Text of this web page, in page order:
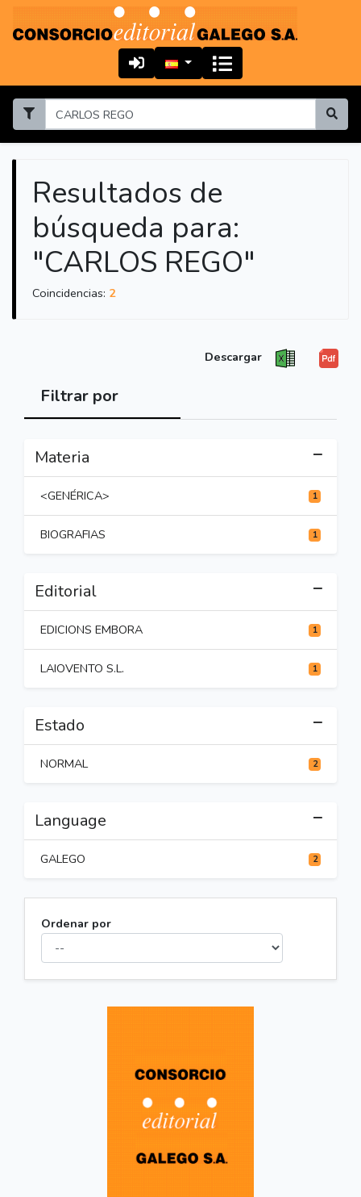
Resultados de
búsqueda para:
"CARLOS REGO"
Coincidencias: 2
Descargar
Filtrar por
Materia
<GENÉRICA> 1
BIOGRAFIAS 1
Editorial
EDICIONS EMBORA 1
LAIOVENTO S.L. 1
Estado
NORMAL 2
Language
GALEGO 2
Ordenar por